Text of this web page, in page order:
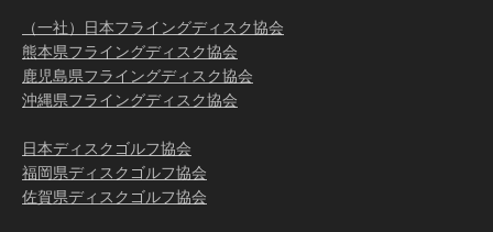
（一社）日本フライングディスク協会
熊本県フライングディスク協会
鹿児島県フライングディスク協会
沖縄県フライングディスク協会
日本ディスクゴルフ協会
福岡県ディスクゴルフ協会
佐賀県ディスクゴルフ協会